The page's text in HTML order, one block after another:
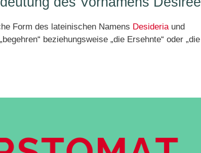
Form des lateinischen Namens Desideria und
beziehungsweise „die Ersehnte“ oder „die